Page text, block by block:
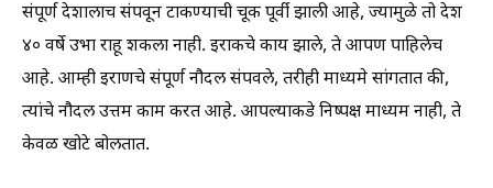
संपूर्ण देशालाच संपवून टाकण्याची चूक पूर्वी झाली आहे, ज्यामुळे तो देश
४० वर्षे उभा राहू शकला नाही. इराकचे काय झाले, ते आपण पाहिलेच
आहे. आम्ही इराणचे संपूर्ण नौदल संपवले, तरीही माध्यमे सांगतात की,
त्यांचे नौदल उत्तम काम करत आहे. आपल्याकडे निष्पक्ष माध्यम नाही, ते
केवळ खोटे बोलतात.